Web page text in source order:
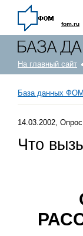
fom.ru
На главный сайт
База данных ФОМ
14.03.2002,
Что